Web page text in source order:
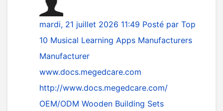
mardi, 21 juillet 2026 11:49 Posté par Top
10 Musical Learning Apps Manufacturers
Manufacturer
www.docs.megedcare.com
http://www.docs.megedcare.com/
OEM/ODM Wooden Building Sets